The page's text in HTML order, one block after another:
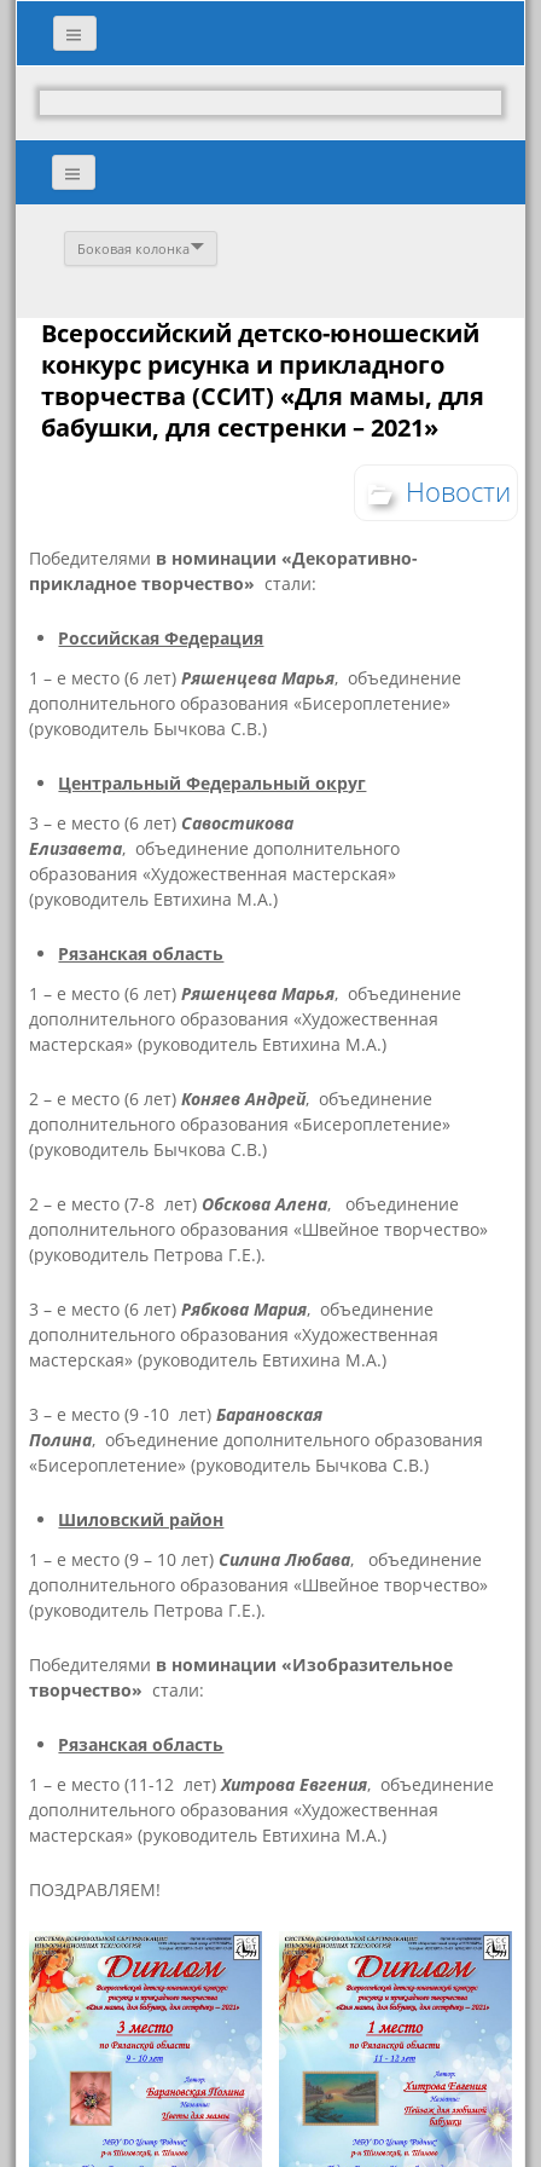
Боковая колонка
Всероссийский детско-юношеский
конкурс рисунка и прикладного
творчества (ССИТ) «Для мамы, для
бабушки, для сестренки – 2021»
Новости
Победителями в номинации «Декоративно-
прикладное творчество» стали:
Российская Федерация
1 – е место (6 лет)Ряшенцева Марья, объединение
дополнительного образования «Бисероплетение»
(руководитель Бычкова С.В.)
Центральный Федеральный округ
3 – е место (6 лет) Савостикова
Елизавета, объединение дополнительного
образования «Художественная мастерская»
(руководитель Евтихина М.А.)
Рязанская область
1 – е место (6 лет)Ряшенцева Марья, объединение
дополнительного образования «Художественная
мастерская» (руководитель Евтихина М.А.)
2 – е место (6 лет)Коняев Андрей, объединение
дополнительного образования «Бисероплетение»
(руководитель Бычкова С.В.)
2 – е место (7-8 лет) Обскова Алена, объединение
дополнительного образования «Швейное творчество»
(руководитель Петрова Г.Е.).
3 – е место (6 лет)Рябкова Мария, объединение
дополнительного образования «Художественная
мастерская» (руководитель Евтихина М.А.)
3 – е место (9 -10 лет)Барановская
Полина, объединение дополнительного образования
«Бисероплетение» (руководитель Бычкова С.В.)
Шиловский район
1 – е место (9 – 10 лет) Силина Любава, объединение
дополнительного образования «Швейное творчество»
(руководитель Петрова Г.Е.).
Победителями в номинации «Изобразительное
творчество» стали:
Рязанская область
1 – е место (11-12 лет)Хитрова Евгения, объединение
дополнительного образования «Художественная
мастерская» (руководитель Евтихина М.А.)
ПОЗДРАВЛЯЕМ!